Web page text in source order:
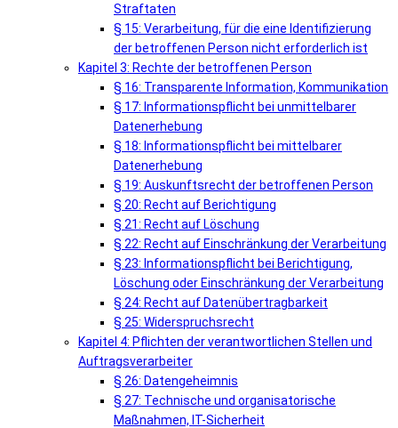
Straftaten
§ 15: Verarbeitung, für die eine Identifizierung
der betroffenen Person nicht erforderlich ist
Kapitel 3: Rechte der betroffenen Person
§ 16: Transparente Information, Kommunikation
§ 17: Informationspflicht bei unmittelbarer
Datenerhebung
§ 18: Informationspflicht bei mittelbarer
Datenerhebung
§ 19: Auskunftsrecht der betroffenen Person
§ 20: Recht auf Berichtigung
§ 21: Recht auf Löschung
§ 22: Recht auf Einschränkung der Verarbeitung
§ 23: Informationspflicht bei Berichtigung,
Löschung oder Einschränkung der Verarbeitung
§ 24: Recht auf Datenübertragbarkeit
§ 25: Widerspruchsrecht
Kapitel 4: Pflichten der verantwortlichen Stellen und
Auftragsverarbeiter
§ 26: Datengeheimnis
§ 27: Technische und organisatorische
Maßnahmen, IT-Sicherheit